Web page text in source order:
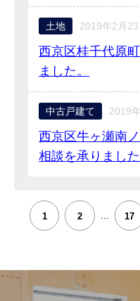
土地 2019年2月23
西京区桂千代原
ました。
中古戸建て 2019
西京区牛ヶ瀬南
相談を承りました
1 2 ... 17